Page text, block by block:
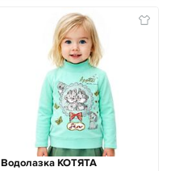
Водолазка КОТЯТА